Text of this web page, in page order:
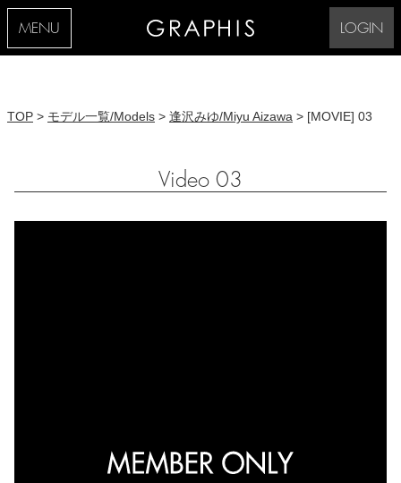
MENU LOGIN
TOP > モデル一覧/Models > 逢沢みゆ/Miyu Aizawa > [MOVIE] 03
Video 03